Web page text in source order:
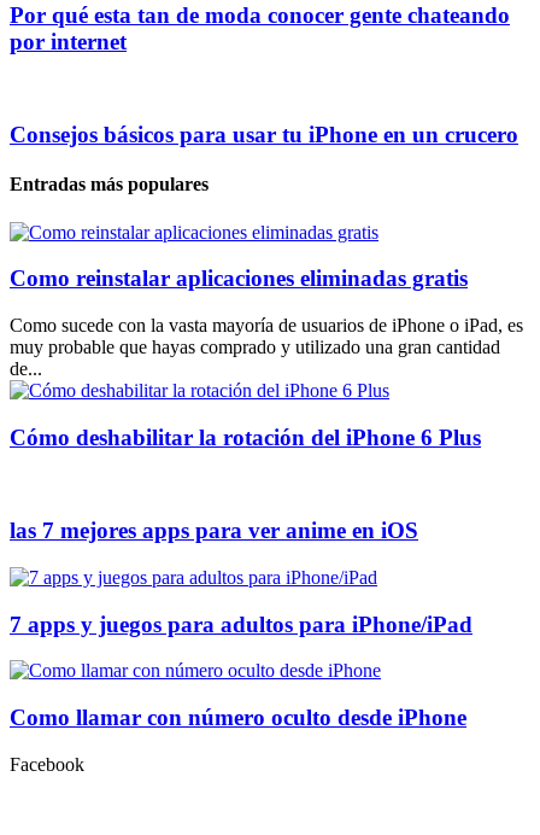
Por qué esta tan de moda conocer gente chateando
por internet
Consejos básicos para usar tu iPhone en un crucero
Entradas más populares
Como reinstalar aplicaciones eliminadas gratis
Como sucede con la vasta mayoría de usuarios de iPhone o iPad, es
muy probable que hayas comprado y utilizado una gran cantidad
de...
Cómo deshabilitar la rotación del iPhone 6 Plus
las 7 mejores apps para ver anime en iOS
7 apps y juegos para adultos para iPhone/iPad
Como llamar con número oculto desde iPhone
Facebook